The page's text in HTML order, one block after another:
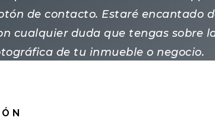
de contacto. Estaré encantado
cualquier duda que tengas sobre
de tu inmueble o negocio.